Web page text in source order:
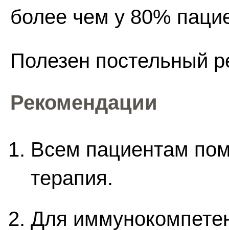
более чем у 80%
Полезен постельный
Рекомендации
Всем пациентам
терапия.
Для